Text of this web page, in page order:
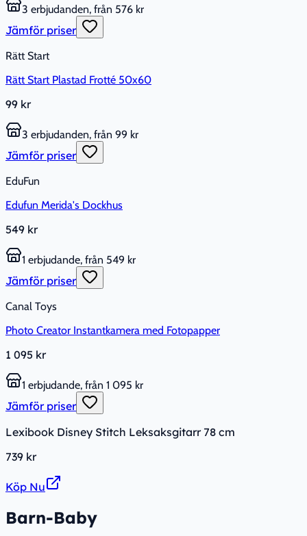
3 erbjudanden, från 576 kr
Jämför priser
Rätt Start
Rätt Start Plastad Frotté 50x60
99 kr
3 erbjudanden, från 99 kr
Jämför priser
EduFun
Edufun Merida's Dockhus
549 kr
1 erbjudande, från 549 kr
Jämför priser
Canal Toys
Photo Creator Instantkamera med Fotopapper
1 095 kr
1 erbjudande, från 1 095 kr
Jämför priser
Lexibook Disney Stitch Leksaksgitarr 78 cm
739 kr
Köp Nu
Barn-Baby